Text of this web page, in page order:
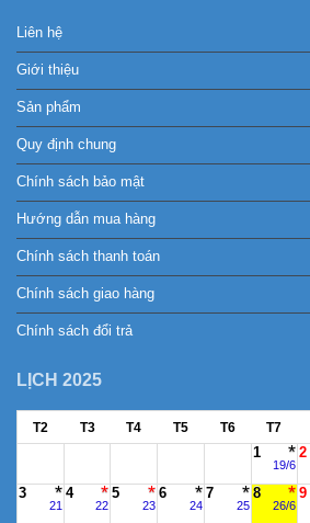
Liên hệ
Giới thiệu
Sản phẩm
Quy định chung
Chính sách bảo mật
Hướng dẫn mua hàng
Chính sách thanh toán
Chính sách giao hàng
Chính sách đổi trả
LỊCH 2025
T2 T3 T4 T5 T6 T7
1
19/6
2
3
21
4
22
5
23
6
24
7
25
8
26/6
9